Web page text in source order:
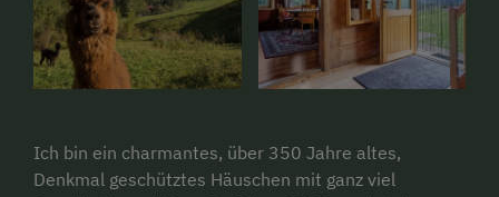
Ich bin ein charmantes, über 350 Jahre altes,
Denkmal geschütztes Häuschen mit ganz viel